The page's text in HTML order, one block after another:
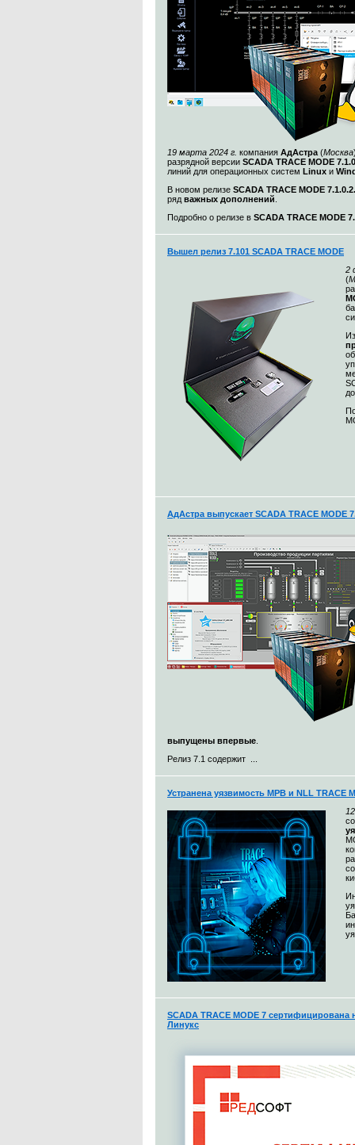
19 марта 2024 г. компания АдАстра (Москва
разрядной версии SCADA TRACE MODE
линий для операционных систем Linux и
В новом релизе SCADA TRACE MODE 7.1.0.2.
ряд важных дополнений
Подробно о релизе в SCADA TRACE MODE
Вышел релиз 7.101 SCADA TRACE MODE
2
(
АдАстра выпускает SCADA TRACE MODE
выпущены впервые
Релиз 7.1 содержит ...
Устранена уязвимость МРВ и NLL TRACE
SCADA TRACE MODE 7
Линукс